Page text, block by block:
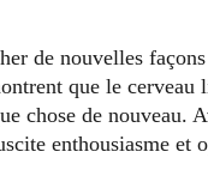
de nouvelles
que le cerveau
chose de nouveau.
enthousiasme et